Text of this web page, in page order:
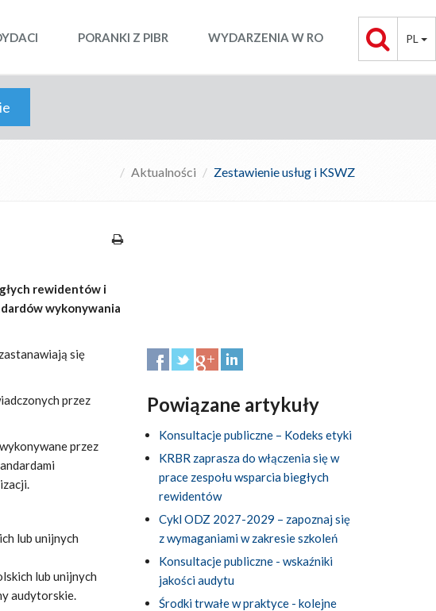
PL
PORANKI Z PIBR WYDARZENIA W RO
Aktualności Zestawienie usług i KSWZ
rewidentów i
wykonywania
się
przez
przez
lub unijnych
lub unijnych
audytorskie.
Powiązane artykuły
Konsultacje publiczne – Kodeks etyki
KRBR zaprasza do włączenia się w
prace zespołu wsparcia biegłych
rewidentów
Cykl ODZ 2027-2029 – zapoznaj się
z wymaganiami w zakresie szkoleń
Konsultacje publiczne - wskaźniki
jakości audytu
Środki trwałe w praktyce - kolejne